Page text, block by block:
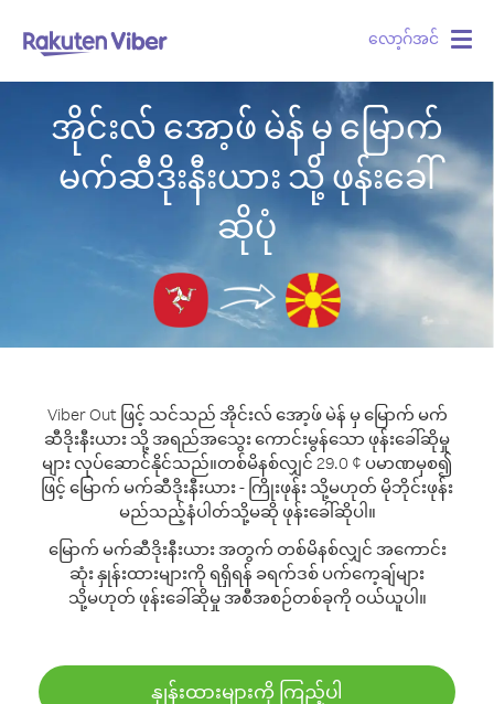
လော့ဂ်အင်
အိုင်းလ် အော့ဖ် မဲန် မှ မြောက်
မက်ဆီဒိုးနီးယား သို့ ဖုန်းခေါ်
ဆိုပုံ
Viber Out ဖြင့် သင်သည် အိုင်းလ် အော့ဖ် မဲန် မှ မြောက် မက်
ဆီဒိုးနီးယား သို့ အရည်အသွေး ကောင်းမွန်သော ဖုန်းခေါ်ဆိုမှု
များ လုပ်ဆောင်နိုင်သည်။တစ်မိနစ်လျှင် 29.0 ¢ ပမာဏမှစ၍
ဖြင့် မြောက် မက်ဆီဒိုးနီးယား - ကြိုးဖုန်း သို့မဟုတ် မိုဘိုင်းဖုန်း
မည်သည့်နံပါတ်သို့မဆို ဖုန်းခေါ်ဆိုပါ။
မြောက် မက်ဆီဒိုးနီးယား အတွက် တစ်မိနစ်လျှင် အကောင်း
ဆုံး နှုန်းထားများကို ရရှိရန် ခရက်ဒစ် ပက်ကေ့ချ်များ
သို့မဟုတ် ဖုန်းခေါ်ဆိုမှု အစီအစဉ်တစ်ခုကို ဝယ်ယူပါ။
နှုန်းထားများကို ကြည့်ပါ